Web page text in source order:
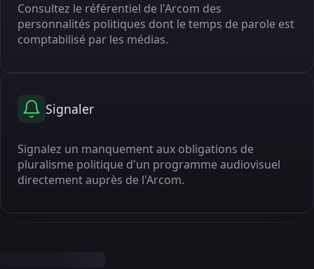
Consultez le référentiel de l'Arcom des
personnalités politiques dont le temps de parole est
comptabilisé par les médias.
Signaler
Signalez un manquement aux obligations de
pluralisme politique d'un programme audiovisuel
directement auprès de l'Arcom.